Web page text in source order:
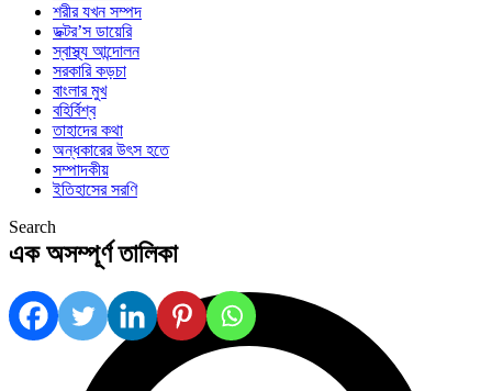
শরীর যখন সম্পদ
ডক্টর’স ডায়েরি
স্বাস্থ্য আন্দোলন
সরকারি কড়চা
বাংলার মুখ
বহির্বিশ্ব
তাহাদের কথা
অন্ধকারের উৎস হতে
সম্পাদকীয়
ইতিহাসের সরণি
Search
এক অসম্পূর্ণ তালিকা